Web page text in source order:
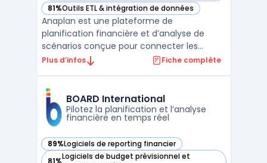
81%Outils ETL & intégration de données
— voir Anaplan dans cette catégorie
Anaplan est une plateforme de
planification financière et d’analyse de
scénarios conçue pour connecter les
données, workflows métiers et utilisateurs
variés tout en prenant en compte des
variables métiers à travers ...
Plus d’infos Fiche complète
BOARD International
Pilotez la planification et l’analyse
financière en temps réel
89%Logiciels de reporting financier
— voir BOARD International dans cette catégorie
81%Logiciels de budget prévisionnel et